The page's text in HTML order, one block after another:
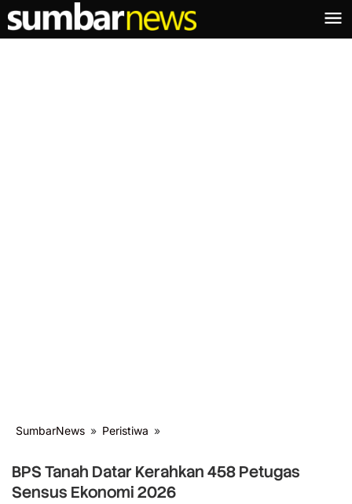
Lewati
ke
konten
SumbarNews » Peristiwa »
Datar
Kerahkan
458
BPS Tanah Datar Kerahkan 458 Petugas
Sensus Ekonomi 2026